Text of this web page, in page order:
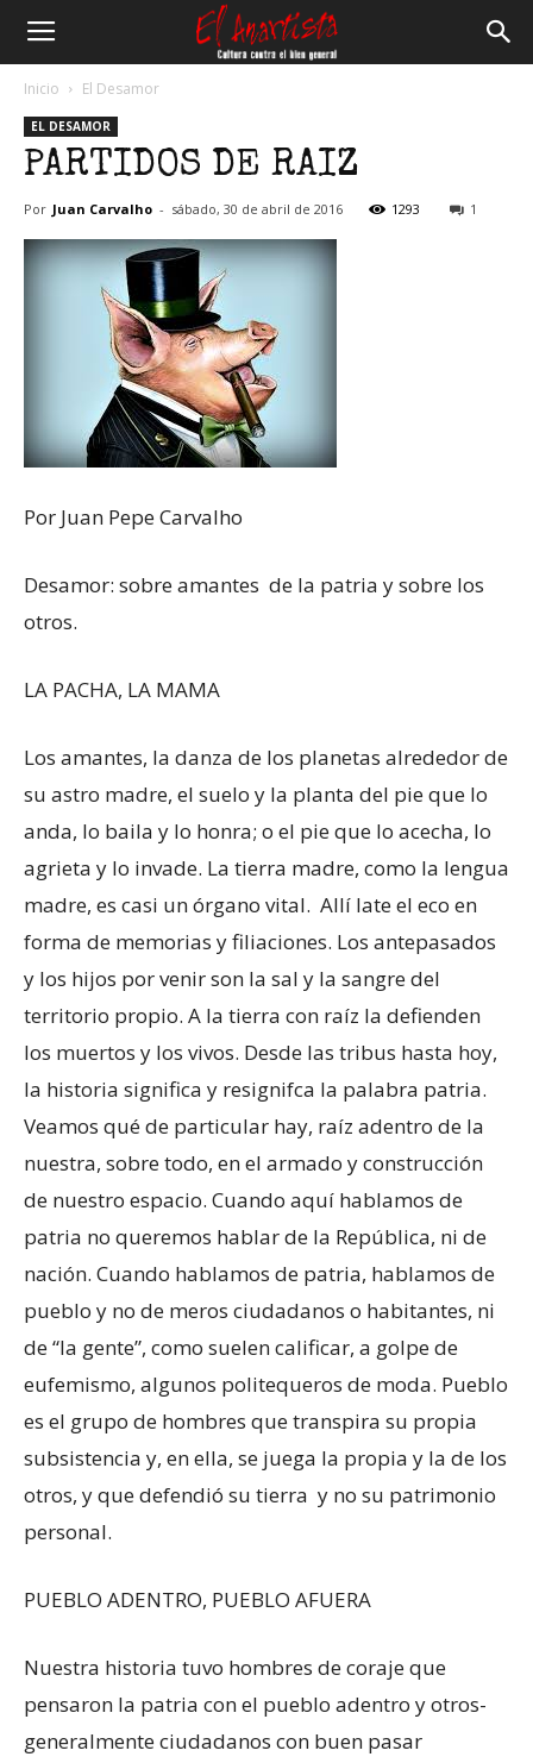
Anartista
Inicio El Desamor
EL DESAMOR
PARTIDOS DE RAIZ
Por Juan Carvalho - sábado, 30 de abril de 2016 1293 1
Por Juan Pepe Carvalho
Desamor: sobre amantes de la patria y sobre los
otros.
LA PACHA, LA MAMA
Los amantes, la danza de los planetas alrededor de
su astro madre, el suelo y la planta del pie que lo
anda, lo baila y lo honra; o el pie que lo acecha, lo
agrieta y lo invade. La tierra madre, como la lengua
madre, es casi un órgano vital. Allí late el eco en
forma de memorias y filiaciones. Los antepasados
y los hijos por venir son la sal y la sangre del
territorio propio. A la tierra con raíz la defienden
los muertos y los vivos. Desde las tribus hasta hoy,
la historia significa y resignifca la palabra patria.
Veamos qué de particular hay, raíz adentro de la
nuestra, sobre todo, en el armado y construcción
de nuestro espacio. Cuando aquí hablamos de
patria no queremos hablar de la República, ni de
nación. Cuando hablamos de patria, hablamos de
pueblo y no de meros ciudadanos o habitantes, ni
de “la gente”, como suelen calificar, a golpe de
eufemismo, algunos politequeros de moda. Pueblo
es el grupo de hombres que transpira su propia
subsistencia y, en ella, se juega la propia y la de los
otros, y que defendió su tierra y no su patrimonio
personal.
PUEBLO ADENTRO, PUEBLO AFUERA
Nuestra historia tuvo hombres de coraje que
pensaron la patria con el pueblo adentro y otros-
generalmente ciudadanos con buen pasar